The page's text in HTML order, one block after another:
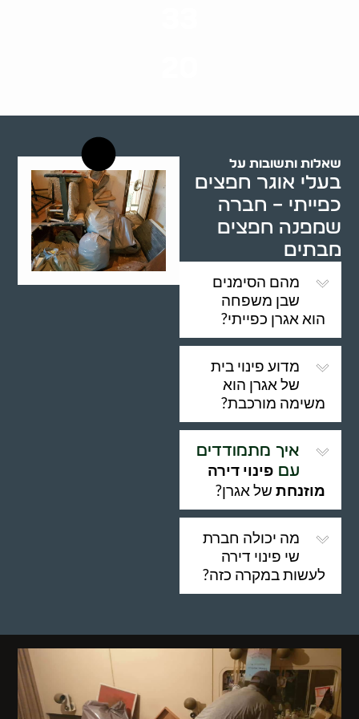
שאלות ותשובות על
בעלי אוגר חפצים
כפייתי – חברה
שמפנה חפצים
מבתים
מהם הסימנים
שבן משפחה
הוא אגרן כפייתי?
מדוע פינוי בית
של אגרן הוא
משימה מורכבת?
איך מתמודדים
עםפינוי דירה
מוזנחת של אגרן?
מה יכולה חברת
שי פינוי דירה
לעשות במקרה כזה?